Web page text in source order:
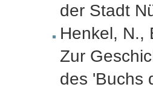
der Stadt
Henkel, N.,
Zur
des 'Buchs